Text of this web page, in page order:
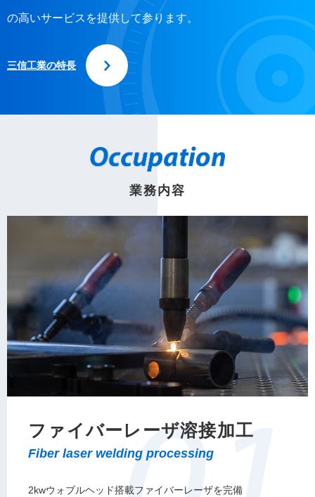
の高いサービスを提供して参ります。
三信工業の特長
業務内容
ファイバーレーザ溶接加工
2kwウォブルヘッド搭載ファイバーレーザを完備